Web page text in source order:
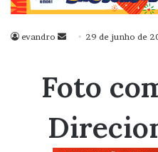
evandro
Mande
mail
29 de junho de
Foto